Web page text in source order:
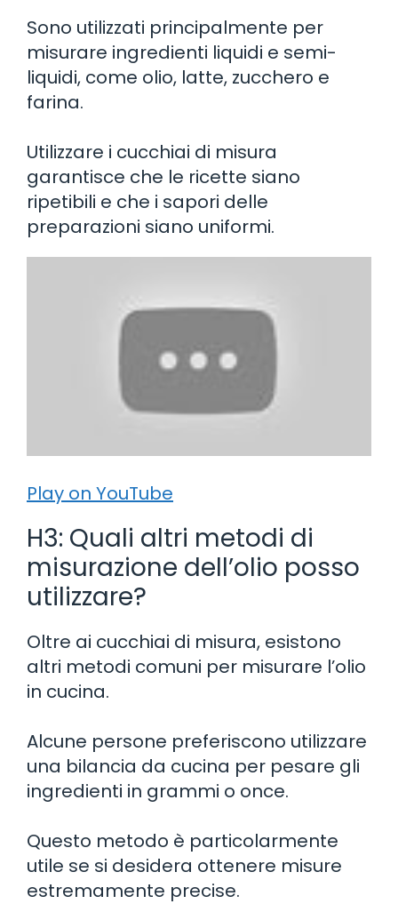
Sono utilizzati principalmente per
misurare ingredienti liquidi e semi-
liquidi, come olio, latte, zucchero e
farina.
Utilizzare i cucchiai di misura
garantisce che le ricette siano
ripetibili e che i sapori delle
preparazioni siano uniformi.
Play on YouTube
H3: Quali altri metodi di
misurazione dell’olio posso
utilizzare?
Oltre ai cucchiai di misura, esistono
altri metodi comuni per misurare l’olio
in cucina.
Alcune persone preferiscono utilizzare
una bilancia da cucina per pesare gli
ingredienti in grammi o once.
Questo metodo è particolarmente
utile se si desidera ottenere misure
estremamente precise.